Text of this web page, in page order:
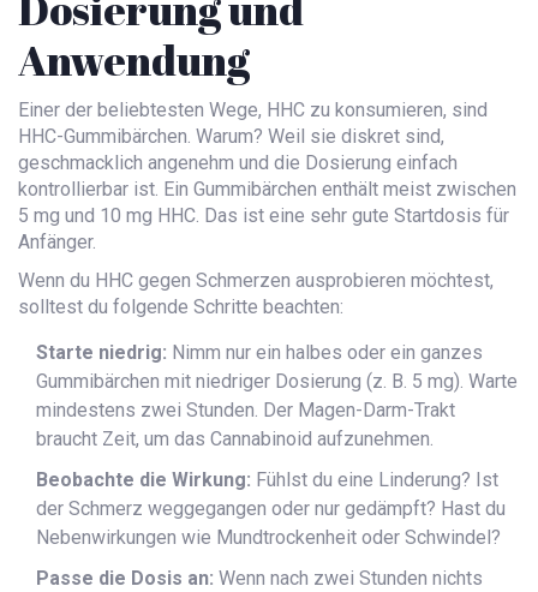
Anwendung
Einer der beliebtesten Wege, HHC zu konsumieren, sind
HHC-Gummibärchen. Warum? Weil sie diskret sind,
geschmacklich angenehm und die Dosierung einfach
kontrollierbar ist. Ein Gummibärchen enthält meist zwischen
5 mg und 10 mg HHC. Das ist eine sehr gute Startdosis für
Anfänger.
Wenn du HHC gegen Schmerzen ausprobieren möchtest,
solltest du folgende Schritte beachten:
Starte niedrig: Nimm nur ein halbes oder ein ganzes
Gummibärchen mit niedriger Dosierung (z. B. 5 mg). Warte
mindestens zwei Stunden. Der Magen-Darm-Trakt
braucht Zeit, um das Cannabinoid aufzunehmen.
Beobachte die Wirkung: Fühlst du eine Linderung? Ist
der Schmerz weggegangen oder nur gedämpft? Hast du
Nebenwirkungen wie Mundtrockenheit oder Schwindel?
Passe die Dosis an: Wenn nach zwei Stunden nichts